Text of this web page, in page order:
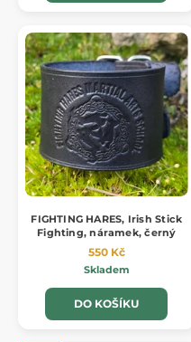
FIGHTING HARES, Irish Stick
Fighting, náramek, černý
550 Kč
Skladem
DO KOŠÍKU